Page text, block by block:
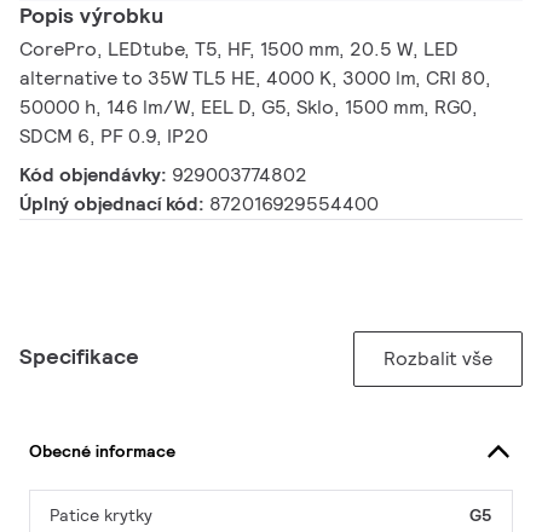
Popis výrobku
CorePro, LEDtube, T5, HF, 1500 mm, 20.5 W, LED
alternative to 35W TL5 HE, 4000 K, 3000 lm, CRI 80,
50000 h, 146 lm/W, EEL D, G5, Sklo, 1500 mm, RG0,
SDCM 6, PF 0.9, IP20
Kód objendávky: 929003774802
Úplný objednací kód: 872016929554400
Specifikace Rozbalit vše
Obecné informace
Patice krytky G5